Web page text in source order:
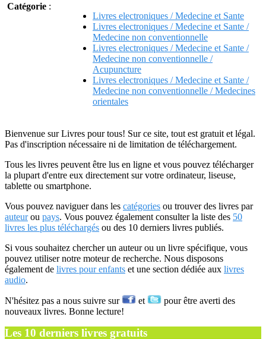
Catégorie :
Livres electroniques / Medecine et Sante
Livres electroniques / Medecine et Sante /
Medecine non conventionnelle
Livres electroniques / Medecine et Sante /
Medecine non conventionnelle /
Acupuncture
Livres electroniques / Medecine et Sante /
Medecine non conventionnelle / Medecines
orientales
Bienvenue sur Livres pour tous! Sur ce site, tout est gratuit et légal.
Pas d'inscription nécessaire ni de limitation de téléchargement.
Tous les livres peuvent être lus en ligne et vous pouvez télécharger
la plupart d'entre eux directement sur votre ordinateur, liseuse,
tablette ou smartphone.
Vous pouvez naviguer dans les catégories ou trouver des livres par
auteurou pays. Vous pouvez également consulter la liste des 50
livres les plus téléchargés ou des 10 derniers livres publiés.
Si vous souhaitez chercher un auteur ou un livre spécifique, vous
pouvez utiliser notre moteur de recherche. Nous disposons
également de livres pour enfants et une section dédiée aux livres
audio.
N'hésitez pas a nous suivre sur et
pour être averti des
nouveaux livres. Bonne lecture!
Les 10 derniers livres gratuits